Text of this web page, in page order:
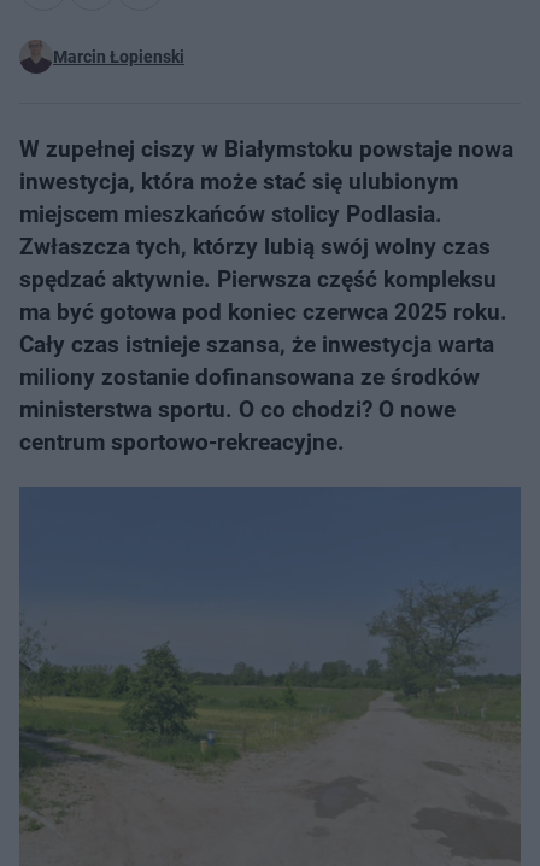
Marcin Łopienski
W zupełnej ciszy w Białymstoku powstaje nowa
inwestycja, która może stać się ulubionym
miejscem mieszkańców stolicy Podlasia.
Zwłaszcza tych, którzy lubią swój wolny czas
spędzać aktywnie. Pierwsza część kompleksu
ma być gotowa pod koniec czerwca 2025 roku.
Cały czas istnieje szansa, że inwestycja warta
miliony zostanie dofinansowana ze środków
ministerstwa sportu. O co chodzi? O nowe
centrum sportowo-rekreacyjne.